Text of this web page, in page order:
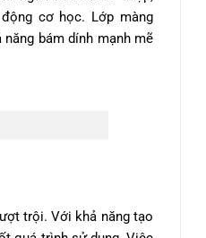
cơ học. Lớp màng
bám dính mạnh mẽ
trội. Với khả năng tạo